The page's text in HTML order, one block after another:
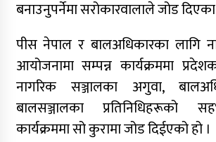
बनाउनुपर्नेमा सरोकारवालाले जोड
पीस नेपाल र बालअधिकारका लागि
आयोजनामा सम्पन्न कार्यक्रममा
नागरिक सञ्जालका अगुवा,
बालसञ्जालका प्रतिनिधिहरूको
कार्यक्रममा सो कुरामा जोड दिईएको हो ।